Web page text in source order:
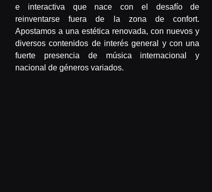
e interactiva que nace con el desafío de
reinventarse fuera de la zona de confort.
Apostamos a una estética renovada, con nuevos y
diversos contenidos de interés general y con una
fuerte presencia de música internacional y
nacional de géneros variados.